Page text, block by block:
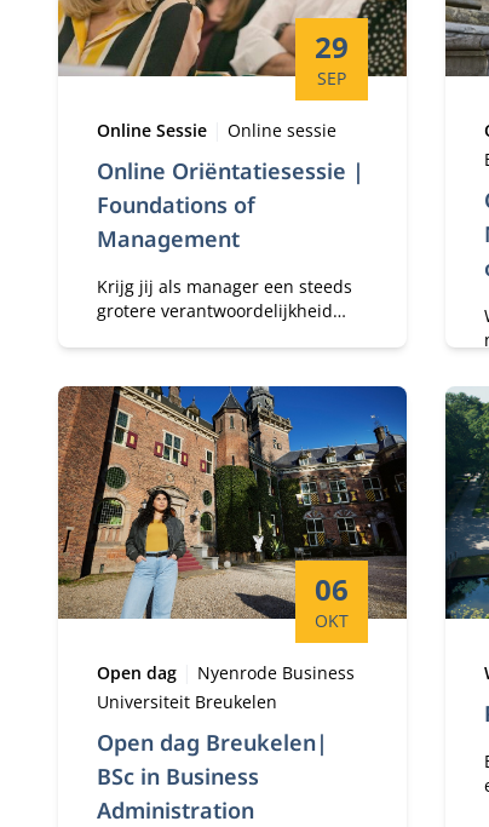
Online Oriëntatiesessie |
Foundations of
Management
Startdatum:
29
SEP
Type:
Online Sessie Locatie:
Online sessie
Krijg jij als manager een steeds
grotere verantwoordelijkheid
behoefte aan een stevig
bedrijfskundig fundament?
Open dag Breukelen|
BSc in Business
Administration
Startdatum:
06
OKT
Type:
Open dag Locatie:
Nyenrode Business
Universiteit Breukelen